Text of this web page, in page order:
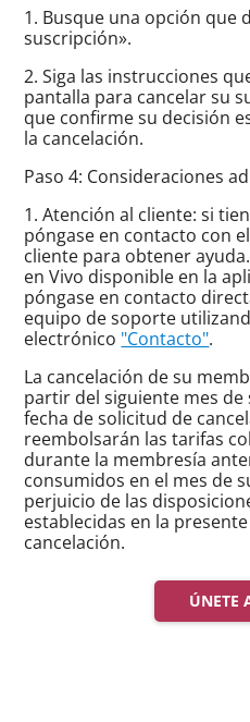
1. Busque una opción que
suscripción».
2. Siga las instrucciones
pantalla para cancelar su
que confirme su decisión
la cancelación.
Paso 4: Consideraciones
1. Atención al cliente: si
póngase en contacto con
cliente para obtener
en Vivo disponible en la
póngase en contacto
equipo de soporte
electrónico "Contacto".
La cancelación de su
partir del siguiente mes
fecha de solicitud de
reembolsarán las tarifas
durante la membresía
consumidos en el mes de
perjuicio de las
establecidas en la
cancelación.
ÚNETE